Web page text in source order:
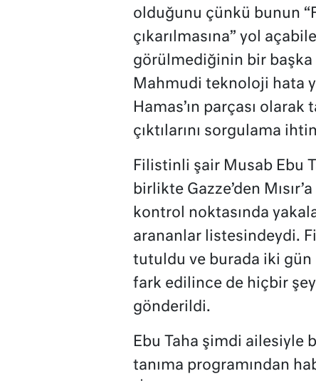
olduğunu çünkü bunun
çıkarılmasına” yol
görülmediğinin bir
Mahmudi teknoloji hata
Hamas’ın parçası
çıktılarını sorgulama
Filistinli şair Musab Ebu
birlikte Gazze’den
kontrol noktasında
arananlar listesindeydi.
tutuldu ve burada iki gün
fark edilince de hiçbir şey
gönderildi.
Ebu Taha şimdi ailesiyle
tanıma programından